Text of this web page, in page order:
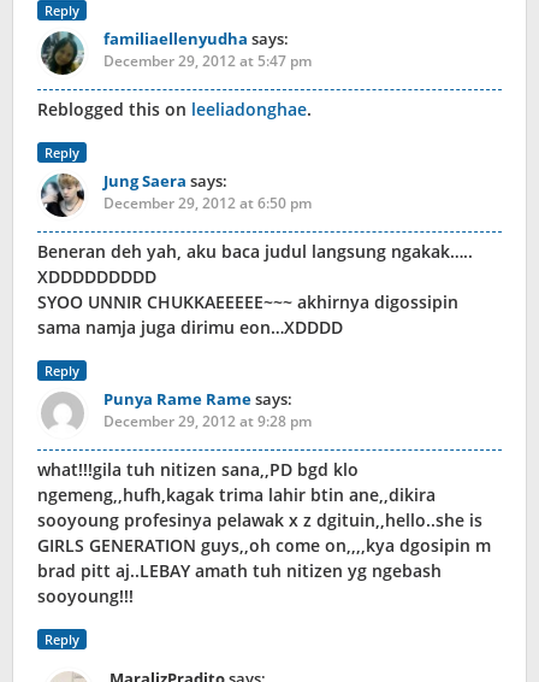
Reply
familiaellenyudha says:
December 29, 2012 at 5:47 pm
Reblogged this on leeliadonghae.
Reply
Jung Saera says:
December 29, 2012 at 6:50 pm
Beneran deh yah, aku baca judul langsung ngakak…..
XDDDDDDDDD
SYOO UNNIR CHUKKAEEEEE~~~ akhirnya digossipin
sama namja juga dirimu eon…XDDDD
Reply
Punya Rame Ramesays:
December 29, 2012 at 9:28 pm
what!!!gila tuh nitizen sana,,PD bgd klo
ngemeng,,hufh,kagak trima lahir btin ane,,dikira
sooyoung profesinya pelawak x z dgituin,,hello..she is
GIRLS GENERATION guys,,oh come on,,,,kya dgosipin m
brad pitt aj..LEBAY amath tuh nitizen yg ngebash
sooyoung!!!
Reply